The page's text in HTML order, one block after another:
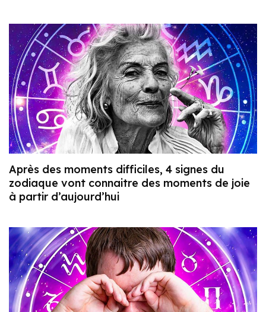
Après des moments difficiles, 4 signes du
zodiaque vont connaitre des moments de joie
à partir d’aujourd’hui